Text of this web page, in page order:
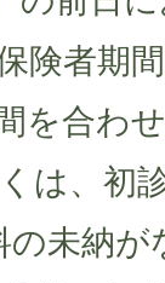
険者期
を合わ
は、初
の未納